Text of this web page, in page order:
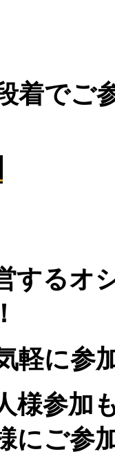
着でご
する
軽に参
様参加
にご参